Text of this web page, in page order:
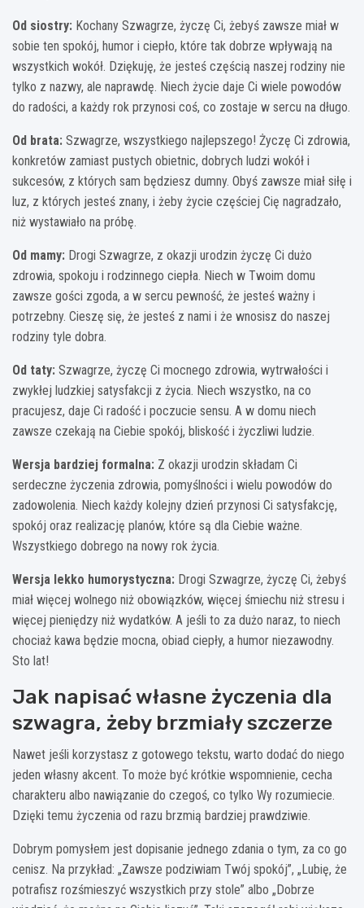
Od siostry: Kochany Szwagrze, życzę Ci, żebyś zawsze miał w
sobie ten spokój, humor i ciepło, które tak dobrze wpływają na
wszystkich wokół. Dziękuję, że jesteś częścią naszej rodziny nie
tylko z nazwy, ale naprawdę. Niech życie daje Ci wiele powodów
do radości, a każdy rok przynosi coś, co zostaje w sercu na długo.
Od brata: Szwagrze, wszystkiego najlepszego! Życzę Ci zdrowia,
konkretów zamiast pustych obietnic, dobrych ludzi wokół i
sukcesów, z których sam będziesz dumny. Obyś zawsze miał siłę i
luz, z których jesteś znany, i żeby życie częściej Cię nagradzało,
niż wystawiało na próbę.
Od mamy: Drogi Szwagrze, z okazji urodzin życzę Ci dużo
zdrowia, spokoju i rodzinnego ciepła. Niech w Twoim domu
zawsze gości zgoda, a w sercu pewność, że jesteś ważny i
potrzebny. Cieszę się, że jesteś z nami i że wnosisz do naszej
rodziny tyle dobra.
Od taty: Szwagrze, życzę Ci mocnego zdrowia, wytrwałości i
zwykłej ludzkiej satysfakcji z życia. Niech wszystko, na co
pracujesz, daje Ci radość i poczucie sensu. A w domu niech
zawsze czekają na Ciebie spokój, bliskość i życzliwi ludzie.
Wersja bardziej formalna: Z okazji urodzin składam Ci
serdeczne życzenia zdrowia, pomyślności i wielu powodów do
zadowolenia. Niech każdy kolejny dzień przynosi Ci satysfakcję,
spokój oraz realizację planów, które są dla Ciebie ważne.
Wszystkiego dobrego na nowy rok życia.
Wersja lekko humorystyczna: Drogi Szwagrze, życzę Ci, żebyś
miał więcej wolnego niż obowiązków, więcej śmiechu niż stresu i
więcej pieniędzy niż wydatków. A jeśli to za dużo naraz, to niech
chociaż kawa będzie mocna, obiad ciepły, a humor niezawodny.
Sto lat!
Jak napisać własne życzenia dla
szwagra, żeby brzmiały szczerze
Nawet jeśli korzystasz z gotowego tekstu, warto dodać do niego
jeden własny akcent. To może być krótkie wspomnienie, cecha
charakteru albo nawiązanie do czegoś, co tylko Wy rozumiecie.
Dzięki temu życzenia od razu brzmią bardziej prawdziwie.
Dobrym pomysłem jest dopisanie jednego zdania o tym, za co go
cenisz. Na przykład: „Zawsze podziwiam Twój spokój”, „Lubię, że
potrafisz rozśmieszyć wszystkich przy stole” albo „Dobrze